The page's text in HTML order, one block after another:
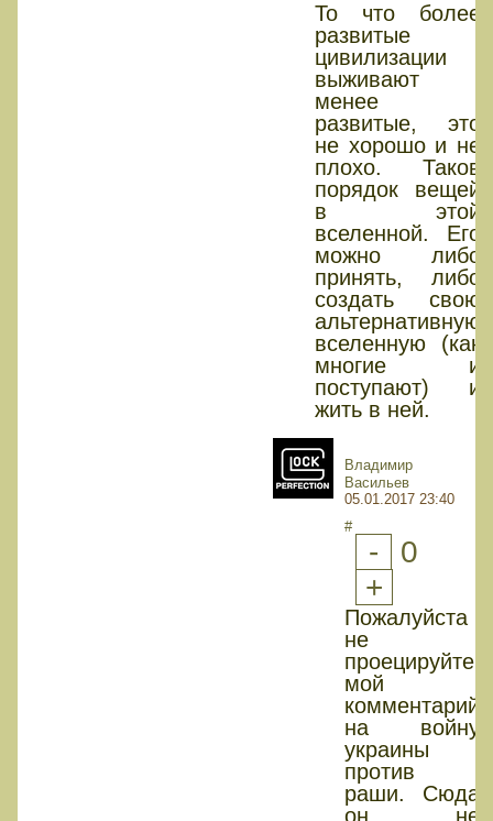
То что более
развитые
цивилизации
выживают
менее
развитые, это
не хорошо и не
плохо. Таков
порядок вещей
в этой
вселенной. Его
можно либо
принять, либо
создать свою
альтернативную
вселенную (как
многие и
поступают) и
жить в ней.
Владимир
Васильев
05.01.2017 23:40
#
-
0
+
Пожалуйста
не
проецируйте
мой
комментарий
на войну
украины
против
раши. Сюда
он не